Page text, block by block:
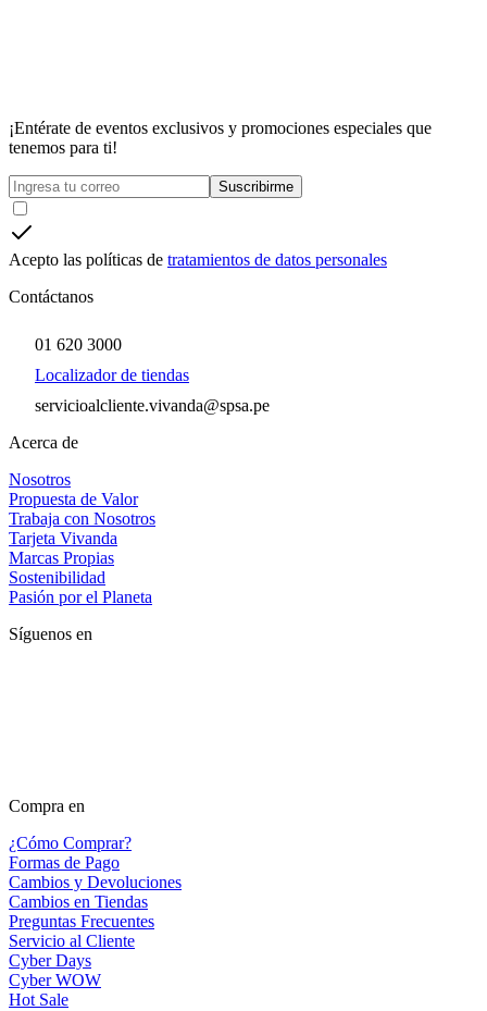
¡Entérate de eventos exclusivos y promociones especiales que
tenemos para ti!
Suscribirme
Acepto las políticas de tratamientos de datos personales
Contáctanos
01 620 3000
Localizador de tiendas
servicioalcliente.vivanda@spsa.pe
Acerca de
Nosotros
Propuesta de Valor
Trabaja con Nosotros
Tarjeta Vivanda
Marcas Propias
Sostenibilidad
Pasión por el Planeta
Síguenos en
Compra en
¿Cómo Comprar?
Formas de Pago
Cambios y Devoluciones
Cambios en Tiendas
Preguntas Frecuentes
Servicio al Cliente
Cyber Days
Cyber WOW
Hot Sale